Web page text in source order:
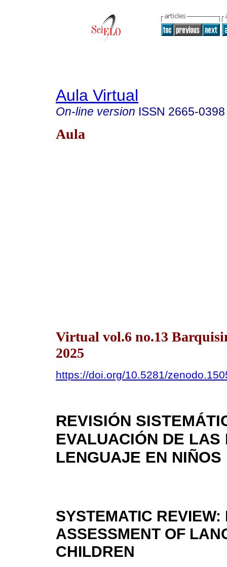
Aula Virtual
On-line version ISSN 2665-0398
Aula
Virtual vol.6 no.13
2025
https://doi.org/10.5281/
REVISIÓN
EVALUACIÓN DE LAS
LENGUAJE EN NIÑOS
SYSTEMATIC
ASSESSMENT OF
CHILDREN